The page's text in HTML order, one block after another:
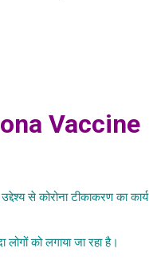
Vaccine
से कोरोना टीकाकरण का कार्य
लोगों को लगाया जा रहा है।